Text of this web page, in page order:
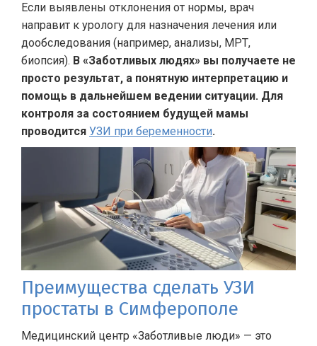
Если выявлены отклонения от нормы, врач
направит к урологу для назначения лечения или
дообследования (например, анализы, МРТ,
биопсия). В «Заботливых людях» вы получаете не
просто результат, а понятную интерпретацию и
помощь в дальнейшем ведении ситуации. Для
контроля за состоянием будущей мамы
проводится УЗИ при беременности.
Преимущества сделать УЗИ
простаты в Симферополе
Медицинский центр «Заботливые люди» — это